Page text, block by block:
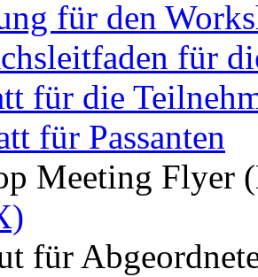
für den
für
für die
für Passanten
Meeting Flyer
für